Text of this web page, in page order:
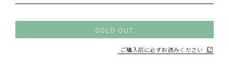
SOLD OUT
ご購入前に必ずお読みください